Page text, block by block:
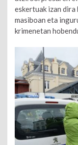
eskertuak izan
masiboan eta
krimenetan